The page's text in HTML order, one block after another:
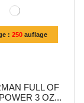
:250 auflage
FULL OF
3 OZ...